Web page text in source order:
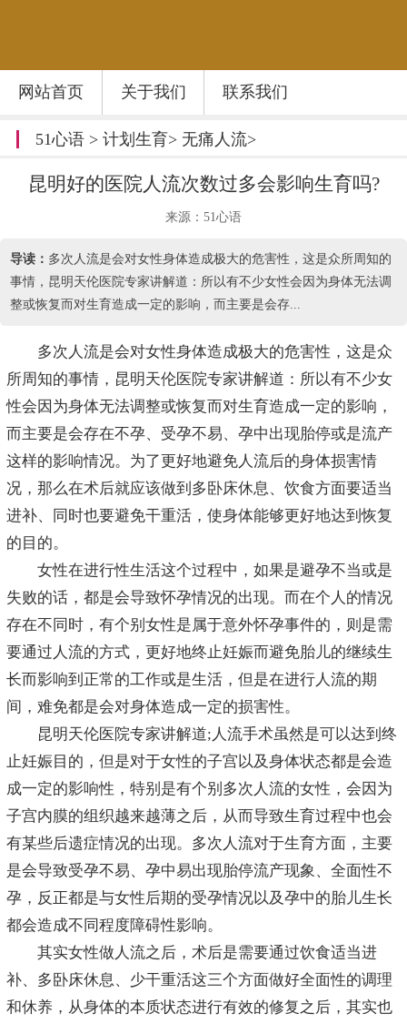
网站首页 关于我们 联系我们
51心语> 计划生育> 无痛人流>
昆明好的医院人流次数过多会影响生育吗?
来源：51心语
导读： 多次人流是会对女性身体造成极大的危害性，这是众所周知的
事情，昆明天伦医院专家讲解道：所以有不少女性会因为身体无法调
整或恢复而对生育造成一定的影响，而主要是会存...
多次人流是会对女性身体造成极大的危害性，这是众
所周知的事情，昆明天伦医院专家讲解道：所以有不少女
性会因为身体无法调整或恢复而对生育造成一定的影响，
而主要是会存在不孕、受孕不易、孕中出现胎停或是流产
这样的影响情况。为了更好地避免人流后的身体损害情
况，那么在术后就应该做到多卧床休息、饮食方面要适当
进补、同时也要避免干重活，使身体能够更好地达到恢复
的目的。
女性在进行性生活这个过程中，如果是避孕不当或是
失败的话，都是会导致怀孕情况的出现。而在个人的情况
存在不同时，有个别女性是属于意外怀孕事件的，则是需
要通过人流的方式，更好地终止妊娠而避免胎儿的继续生
长而影响到正常的工作或是生活，但是在进行人流的期
间，难免都是会对身体造成一定的损害性。
昆明天伦医院专家讲解道;人流手术虽然是可以达到终
止妊娠目的，但是对于女性的子宫以及身体状态都是会造
成一定的影响性，特别是有个别多次人流的女性，会因为
子宫内膜的组织越来越薄之后，从而导致生育过程中也会
有某些后遗症情况的出现。多次人流对于生育方面，主要
是会导致受孕不易、孕中易出现胎停流产现象、全面性不
孕，反正都是与女性后期的受孕情况以及孕中的胎儿生长
都会造成不同程度障碍性影响。
其实女性做人流之后，术后是需要通过饮食适当进
补、多卧床休息、少干重活这三个方面做好全面性的调理
和休养，从身体的本质状态进行有效的修复之后，其实也